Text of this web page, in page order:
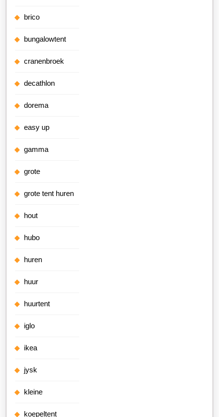
brico
bungalowtent
cranenbroek
decathlon
dorema
easy up
gamma
grote
grote tent huren
hout
hubo
huren
huur
huurtent
iglo
ikea
jysk
kleine
koepeltent